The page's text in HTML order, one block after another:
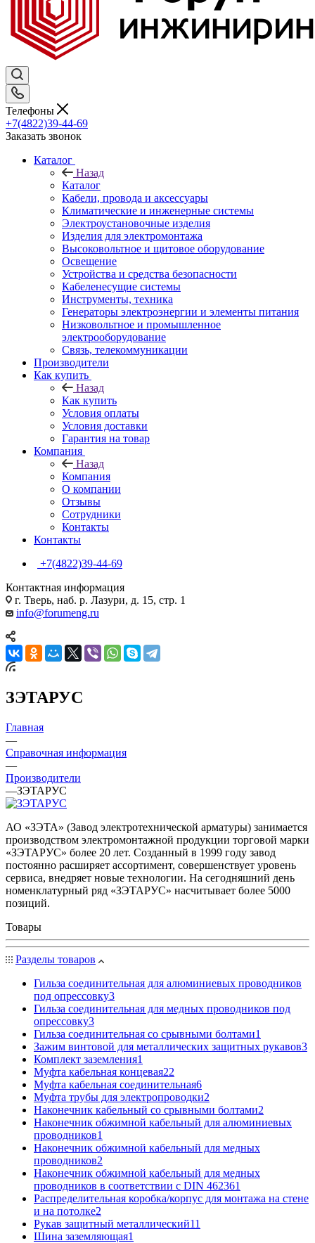
Телефоны
+7(4822)39-44-69
Заказать звонок
Каталог
Назад
Каталог
Кабели, провода и аксессуары
Климатические и инженерные системы
Электроустановочные изделия
Изделия для электромонтажа
Высоковольтное и щитовое оборудование
Освещение
Устройства и средства безопасности
Кабеленесущие системы
Инструменты, техника
Генераторы электроэнергии и элементы питания
Низковольтное и промышленное
электрооборудование
Связь, телекоммуникации
Производители
Как купить
Назад
Как купить
Условия оплаты
Условия доставки
Гарантия на товар
Компания
Назад
Компания
О компании
Отзывы
Сотрудники
Контакты
Контакты
+7(4822)39-44-69
Контактная информация
г. Тверь, наб. р. Лазури, д. 15, стр. 1
info@forumeng.ru
ЗЭТАРУС
Главная
—
Справочная информация
—
Производители
—ЗЭТАРУС
АО «ЗЭТА» (Завод электротехнической арматуры) занимается
производством электромонтажной продукции торговой марки
«ЗЭТАРУС» более 20 лет. Созданный в 1999 году завод
постоянно расширяет ассортимент, совершенствует уровень
сервиса, внедряет новые технологии. На сегодняшний день
номенклатурный ряд «ЗЭТАРУС» насчитывает более 5000
позиций.
Товары
Разделы товаров
Гильза соединительная для алюминиевых проводников
под опрессовку3
Гильза соединительная для медных проводников под
опрессовку3
Гильза соединительная со срывными болтами1
Зажим винтовой для металлических защитных рукавов3
Комплект заземления1
Муфта кабельная концевая22
Муфта кабельная соединительная6
Муфта трубы для электропроводки2
Наконечник кабельный со срывными болтами2
Наконечник обжимной кабельный для алюминиевых
проводников1
Наконечник обжимной кабельный для медных
проводников2
Наконечник обжимной кабельный для медных
проводников в соответствии с DIN 462361
Распределительная коробка/корпус для монтажа на стене
и на потолке2
Рукав защитный металлический11
Шина заземляющая1